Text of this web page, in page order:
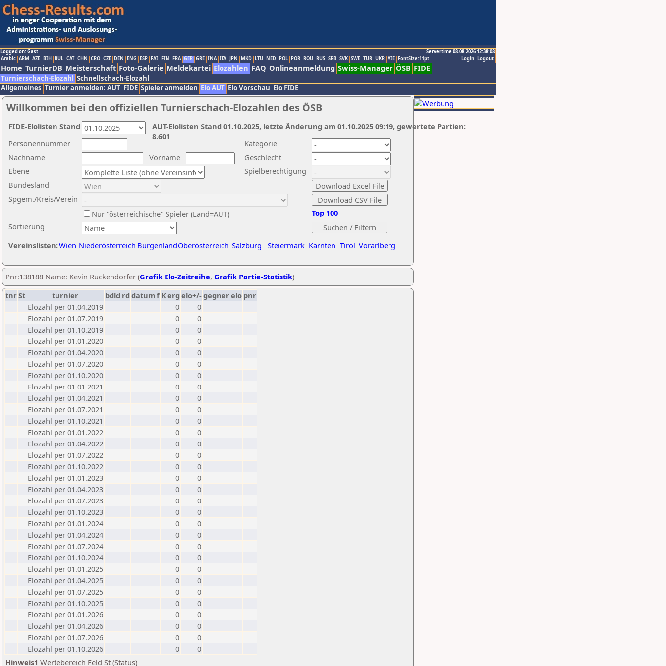
Logged on: Gast
Servertime 08.08.2026 12:38:08
Logout
Login
Arabic ARM AZE BIH BUL CAT CHN CRO CZE DEN ENG ESP FAI FIN FRA GER GRE INA ITA JPN MKD LTU NED POL POR ROU RUS SRB SVK SWE TUR UKR VIE FontSize:11pt
Home TurnierDB Meisterschaft Foto-Galerie Meldekartei Elozahlen FAQ Onlineanmeldung Swiss-Manager ÖSB FIDE
Turnierschach-Elozahl Schnellschach-Elozahl
Allgemeines Turnier anmelden: AUT FIDE Spieler anmelden Elo AUT Elo Vorschau Elo FIDE
Willkommen bei den offiziellen Turnierschach-Elozahlen des ÖSB
Nachname
Vorname
Ebene
Kategorie
Sortierung
Personennummer
Bundesland
Spgem./Kreis/Verein
Geschlecht
Nur "österreichische" Spieler (Land=AUT)
Spielberechtigung
Vereinslisten:Wien Niederösterreich BurgenlandOberösterreich Salzburg Steiermark Kärnten Tirol Vorarlberg
Top 100
AUT-Elolisten Stand 01.10.2025, letzte Änderung am 01.10.2025 09:19, gewertete Partien:
8.601
FIDE-Elolisten Stand
Pnr:138188 Name: Kevin Ruckendorfer (Grafik Elo-Zeitreihe, Grafik Partie-Statistik)
tnrSt turnier bdld rd datumf Kerg elo+/-gegnerelo pnr
Elozahl per 01.04.2019
0
0
Elozahl per 01.07.2019
0
0
Elozahl per 01.10.2019
0
0
Elozahl per 01.01.2020
0
0
Elozahl per 01.04.2020
0
0
Elozahl per 01.07.2020
0
0
Elozahl per 01.10.2020
0
0
Elozahl per 01.01.2021
0
0
Elozahl per 01.04.2021
0
0
Elozahl per 01.07.2021
0
0
Elozahl per 01.10.2021
0
0
Elozahl per 01.01.2022
0
0
Elozahl per 01.04.2022
0
0
Elozahl per 01.07.2022
0
0
Elozahl per 01.10.2022
0
0
Elozahl per 01.01.2023
0
0
Elozahl per 01.04.2023
0
0
Elozahl per 01.07.2023
0
0
Elozahl per 01.10.2023
0
0
Elozahl per 01.01.2024
0
0
Elozahl per 01.04.2024
0
0
Elozahl per 01.07.2024
0
0
Elozahl per 01.10.2024
0
0
Elozahl per 01.01.2025
0
0
Elozahl per 01.04.2025
0
0
Elozahl per 01.07.2025
0
0
Elozahl per 01.10.2025
0
0
Elozahl per 01.01.2026
0
0
Elozahl per 01.04.2026
0
0
Elozahl per 01.07.2026
0
0
Elozahl per 01.10.2026
0
0
Hinweis1 Wertebereich Feld St (Status)